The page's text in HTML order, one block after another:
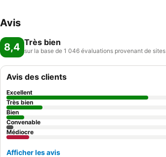
Avis
8,4 Très bien
sur la base de 1 046 évaluations provenant de sites
Avis des clients
Excellent
Très bien
Bien
Convenable
Médiocre
Afficher les avis